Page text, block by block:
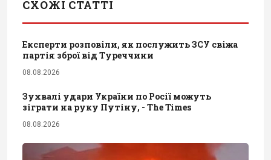
СХОЖІ СТАТТІ
Експерти розповіли, як послужить ЗСУ свіжа
партія зброї від Туреччини
08.08.2026
Зухвалі удари України по Росії можуть
зіграти на руку Путіну, - The Times
08.08.2026